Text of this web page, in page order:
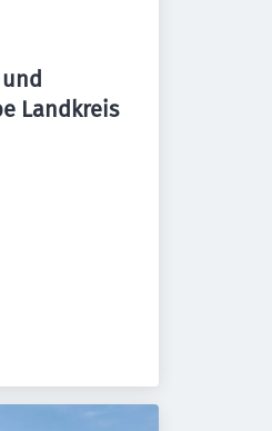
Landkreis